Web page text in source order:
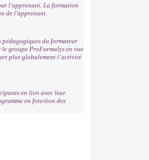
l'apprenant. La formation
de l'apprenant.
pédagogiques du formateur
groupe ProFormalys en vue
plus globalement l’activité
en lien avec leur
en fonction des